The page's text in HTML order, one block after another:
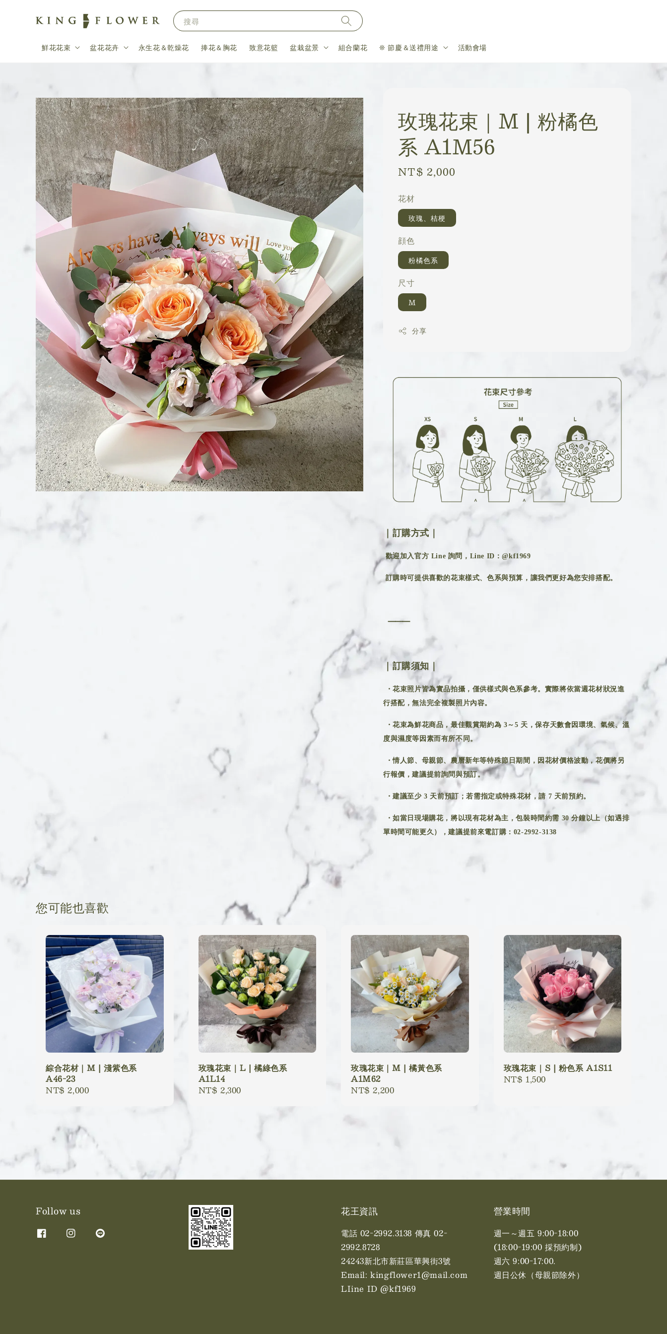
搜尋
鮮花花束 盆花花卉 永生花＆乾燥花 捧花＆胸花 致意花籃 盆栽盆景 組合蘭花 ❊ 節慶＆送禮用途 活動會場
玫瑰花束｜M | 粉橘色
系 A1M56
Regular
NT$ 2,000
花材
玫瑰、桔梗
顔色
粉橘色系
尺寸
M
分享
｜訂購方式｜
歡迎加入官方 Line 詢問，Line ID：@kf1969
訂購時可提供喜歡的花束樣式、色系與預算，讓我們更好為您安排搭配。
⸻
｜訂購須知｜
・花束照片皆為實品拍攝，僅供樣式與色系參考。實際將依當週花材狀況進
行搭配，無法完全複製照片內容。
・花束為鮮花商品，最佳觀賞期約為 3～5 天，保存天數會因環境、氣候、溫
度與濕度等因素而有所不同。
・情人節、母親節、農曆新年等特殊節日期間，因花材價格波動，花價將另
行報價，建議提前詢問與預訂。
・建議至少 3 天前預訂；若需指定或特殊花材，請 7 天前預約。
・如當日現場購花，將以現有花材為主，包裝時間約需 30 分鐘以上（如遇排
單時間可能更久），建議提前來電訂購：02-2992-3138
您可能也喜歡
綜合花材｜M | 淺紫色系
A46-23
Regular
NT$ 2,000
玫瑰花束｜L | 橘綠色系
A1L14
Regular
NT$ 2,300
玫瑰花束｜M | 橘黃色系
A1M62
Regular
NT$ 2,200
玫瑰花束｜S | 粉色系 A1S11
Regular
NT$ 1,500
Follow us 花王資訊
電話 02-2992.3138 傳真 02-
2992.8728
24243新北市新莊區華興街3號
Email: kingflower1@mail.com
LIine ID @kf1969
營業時間
週一～週五 9:00-18:00
(18:00-19:00 採預約制)
週六 9:00-17:00. ​​
週日公休（母親節除外）